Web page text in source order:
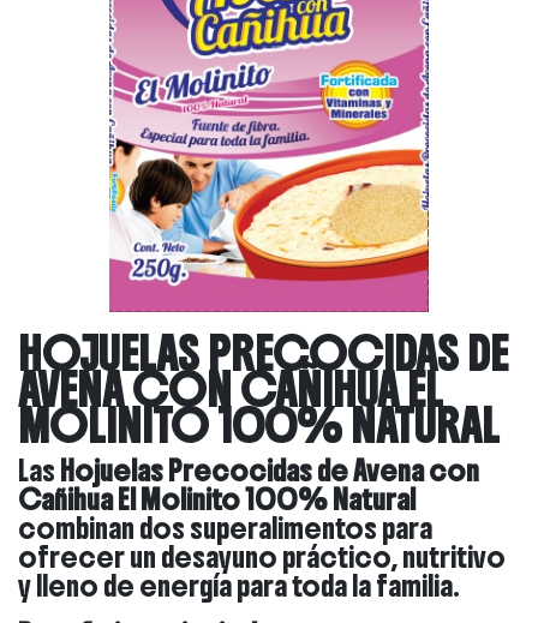
HOJUELAS PRECOCIDAS DE
AVENA CON CAÑIHUA EL
MOLINITO 100% NATURAL
Las Hojuelas Precocidas de Avena con
Cañihua El Molinito 100% Natural
combinan dos superalimentos para
ofrecer un desayuno práctico, nutritivo
y lleno de energía para toda la familia.